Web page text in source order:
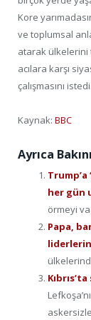
Kore
ve toplumsal
atarak ülkelerini
acılara karşı
çalışmasını istedi.
Kaynak: BBC
Ayrıca
Trump’a
her gün
örmeyi
Papa,
liderlerin